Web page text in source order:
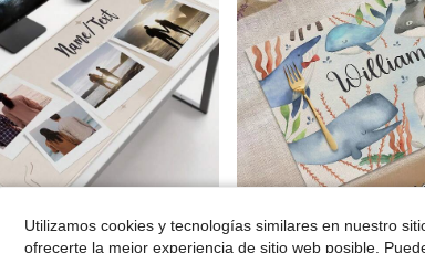
Ahorro de $19.50
Utilizamos cookies y tecnologías similares en nuestro
ofrecerte la mejor experiencia de sitio web posible.